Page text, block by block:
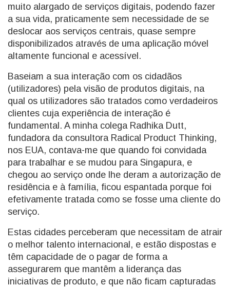
muito alargado de serviços digitais, podendo fazer
a sua vida, praticamente sem necessidade de se
deslocar aos serviços centrais, quase sempre
disponibilizados através de uma aplicação móvel
altamente funcional e acessível.
Baseiam a sua interação com os cidadãos
(utilizadores) pela visão de produtos digitais, na
qual os utilizadores são tratados como verdadeiros
clientes cuja experiência de interação é
fundamental. A minha colega Radhika Dutt,
fundadora da consultora Radical Product Thinking,
nos EUA, contava-me que quando foi convidada
para trabalhar e se mudou para Singapura, e
chegou ao serviço onde lhe deram a autorização de
residência e à família, ficou espantada porque foi
efetivamente tratada como se fosse uma cliente do
serviço.
Estas cidades perceberam que necessitam de atrair
o melhor talento internacional, e estão dispostas e
têm capacidade de o pagar de forma a
assegurarem que mantêm a liderança das
iniciativas de produto, e que não ficam capturadas